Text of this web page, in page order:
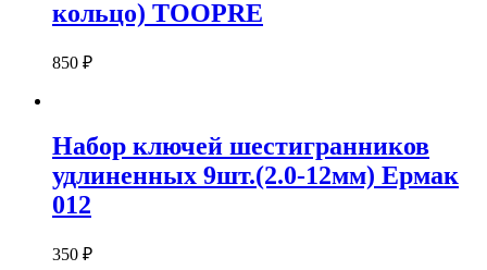
кольцо) TOOPRE
850 ₽
Набор ключей шестигранников
удлиненных 9шт.(2.0-12мм) Ермак
012
350 ₽